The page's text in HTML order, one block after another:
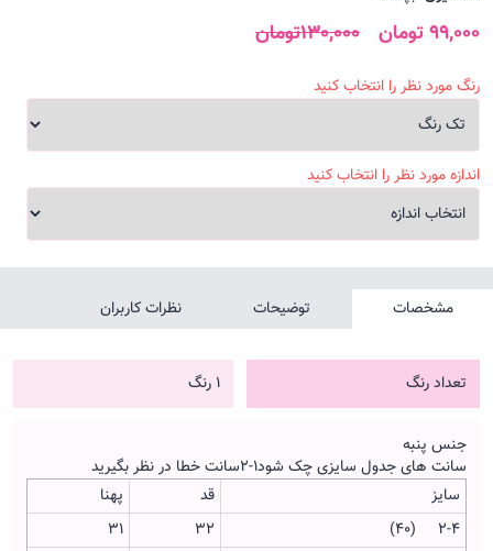
99,000 تومان 130,000تومان
رنگ مورد نظر را انتخاب کنید
اندازه مورد نظر را انتخاب کنید
مشخصات توضیحات نظرات کاربران
تعداد رنگ 1 رنگ
جنس پنبه
سانت های جدول سایزی چک شود۱-۲سانت خطا در نظر بگیرید
سایز
قد
پهنا
2-4 (40)
۳۲
۳۱